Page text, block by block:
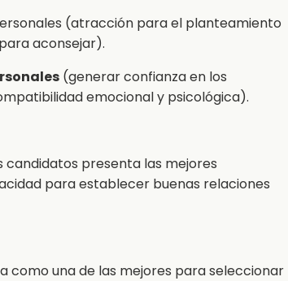
(atracción para el planteamiento
aconsejar).
(generar confianza en los
emocional y psicológica).
candidatos presenta las mejores
para establecer buenas relaciones
como una de las mejores para seleccionar